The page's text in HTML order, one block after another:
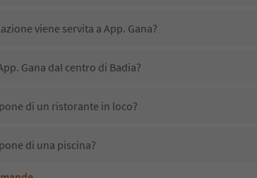
viene servita a App. Gana?
Gana dal centro di Badia?
di un ristorante in loco?
di una piscina?